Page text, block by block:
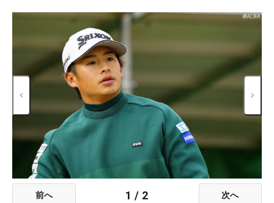
前へ 1 / 2 次へ